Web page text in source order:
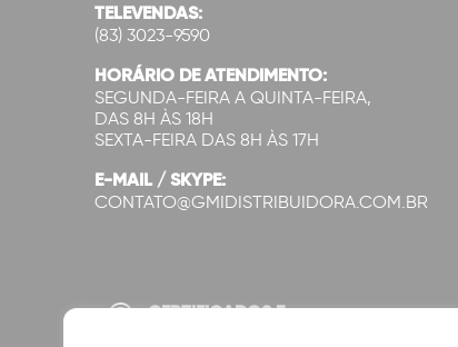
TELEVENDAS:
(83) 3023-9590
HORÁRIO DE ATENDIMENTO:
SEGUNDA-FEIRA A QUINTA-FEIRA,
DAS 8H ÀS 18H
SEXTA-FEIRA DAS 8H ÀS 17H
E-MAIL / SKYPE:
CONTATO@GMIDISTRIBUIDORA.COM.BR
CERTIFICADOS E